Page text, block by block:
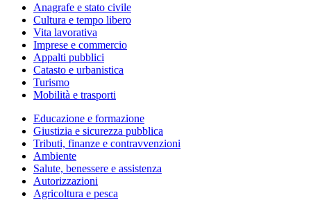
Anagrafe e stato civile
Cultura e tempo libero
Vita lavorativa
Imprese e commercio
Appalti pubblici
Catasto e urbanistica
Turismo
Mobilità e trasporti
Educazione e formazione
Giustizia e sicurezza pubblica
Tributi, finanze e contravvenzioni
Ambiente
Salute, benessere e assistenza
Autorizzazioni
Agricoltura e pesca